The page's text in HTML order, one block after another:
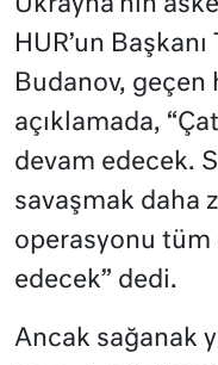
Ukrayna’nın
HUR’un
Budanov, geçen
açıklamada,
devam edecek.
savaşmak daha
operasyonu tüm
edecek” dedi.
Ancak sağanak